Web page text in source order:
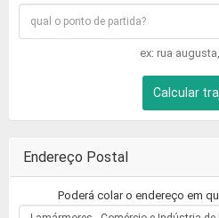
ex: rua
Calcular
Endereço Postal
Poderá colar o endereço em